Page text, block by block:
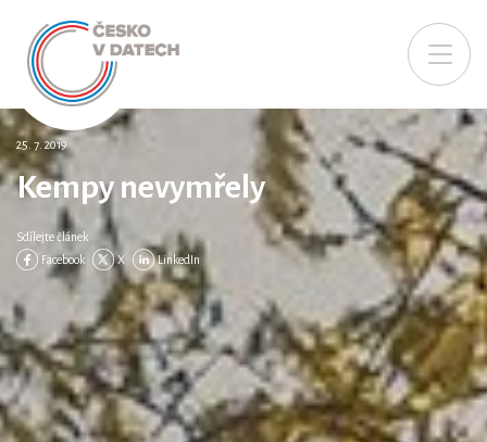
25. 7. 2019
Kempy nevymřely
Sdílejte článek
Facebook
X LinkedIn